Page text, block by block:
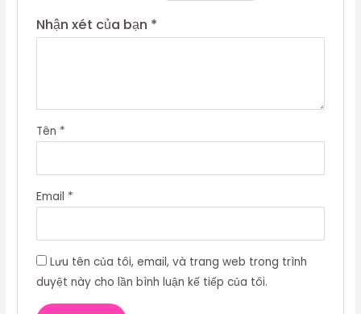
Nhận xét của bạn *
Tên *
Email *
Lưu tên của tôi, email, và trang web trong trình
duyệt này cho lần bình luận kế tiếp của tôi.